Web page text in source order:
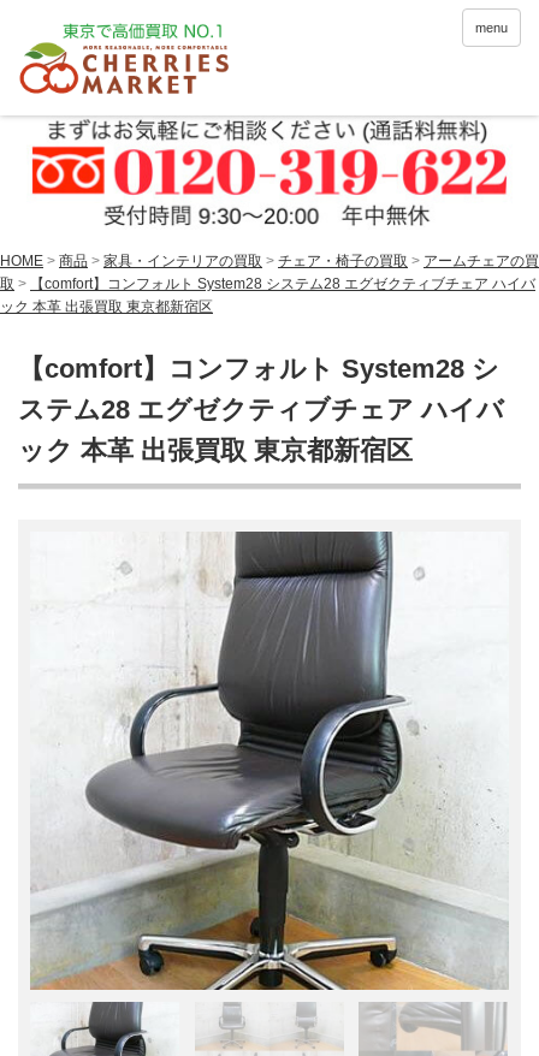
menu
HOME > 商品 > 家具・インテリアの買取 > チェア・椅子の買取 > アームチェアの買
取 >
【comfort】コンフォルト System28 システム28 エグゼクティブチェア ハイバ
ック 本革 出張買取 東京都新宿区
【comfort】コンフォルト System28 シ
ステム28 エグゼクティブチェア ハイバ
ック 本革 出張買取 東京都新宿区